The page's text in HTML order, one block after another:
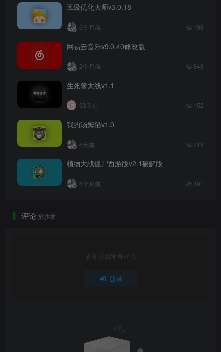
班级优化大师v3.0.18
6个月前 198
网易云音乐v9.0.40修改版
2个月前 848
生死鳌太线v1.1
33天前 152
我的汤姆猫v1.0
6天前 218
植物大战僵尸西游版v2.1破解版
6个月前 891
评论 抢沙发
请登录后发表评论
登录